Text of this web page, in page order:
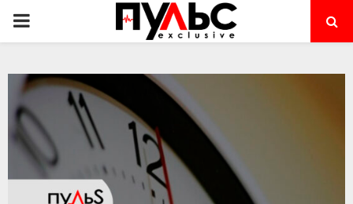
PRIMARY